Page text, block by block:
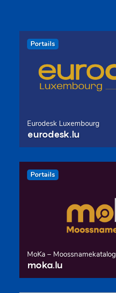
Portails
Eurodesk Luxembourg
eurodesk.lu
Portails
MoKa – Moossnamekatalog
moka.lu